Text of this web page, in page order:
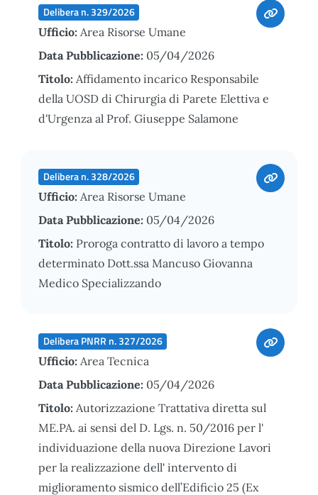
Delibera n. 329/2026
Ufficio: Area Risorse Umane
Data Pubblicazione: 05/04/2026
Titolo: Affidamento incarico Responsabile
della UOSD di Chirurgia di Parete Elettiva e
d'Urgenza al Prof. Giuseppe Salamone
Delibera n. 328/2026
Ufficio: Area Risorse Umane
Data Pubblicazione: 05/04/2026
Titolo: Proroga contratto di lavoro a tempo
determinato Dott.ssa Mancuso Giovanna
Medico Specializzando
Delibera PNRR n. 327/2026
Ufficio: Area Tecnica
Data Pubblicazione: 05/04/2026
Titolo: Autorizzazione Trattativa diretta sul
ME.PA. ai sensi del D. Lgs. n. 50/2016 per l'
individuazione della nuova Direzione Lavori
per la realizzazione dell' intervento di
miglioramento sismico dell’Edificio 25 (Ex